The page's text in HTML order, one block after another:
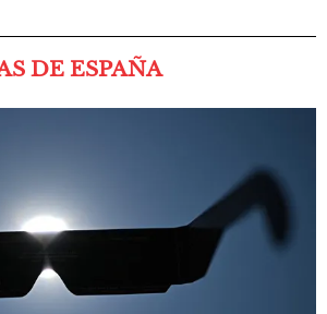
DE ESPAÑA